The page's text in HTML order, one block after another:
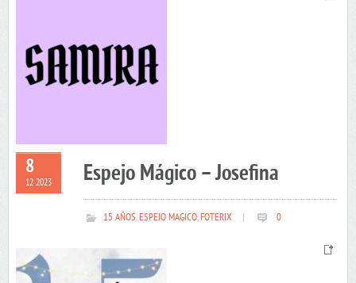
8
12 2023 Espejo Mágico – Josefina
15 AÑOS,ESPEJO MAGICO,FOTERIX 0